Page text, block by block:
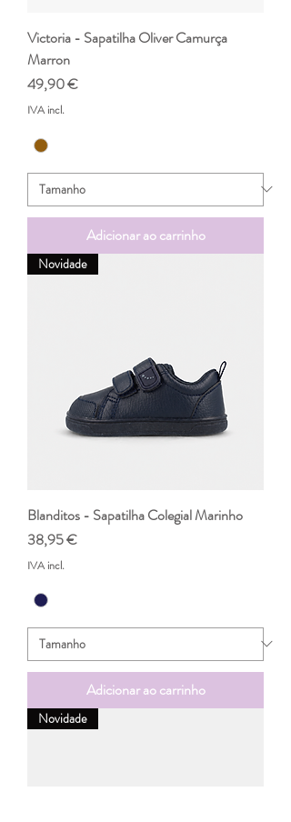
Victoria - Sapatilha Oliver Camurça
Marron
Preço
49,90 €
IVA incl.
Adicionar ao carrinho
Novidade
Blanditos - Sapatilha Colegial Marinho
Preço
38,95 €
IVA incl.
Adicionar ao carrinho
Novidade